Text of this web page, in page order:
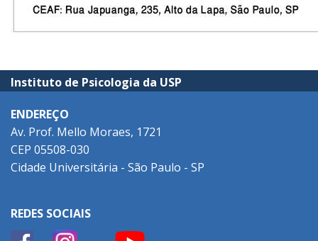
Instituto de Psicologia da USP
ENDEREÇO
Av. Prof. Mello Moraes, 1721
CEP 05508-030
Cidade Universitária - São Paulo - SP
REDES SOCIAIS